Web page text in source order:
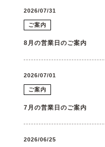
2026/07/31
ご案内
8月の営業日のご案内
2026/07/01
ご案内
7月の営業日のご案内
2026/06/25